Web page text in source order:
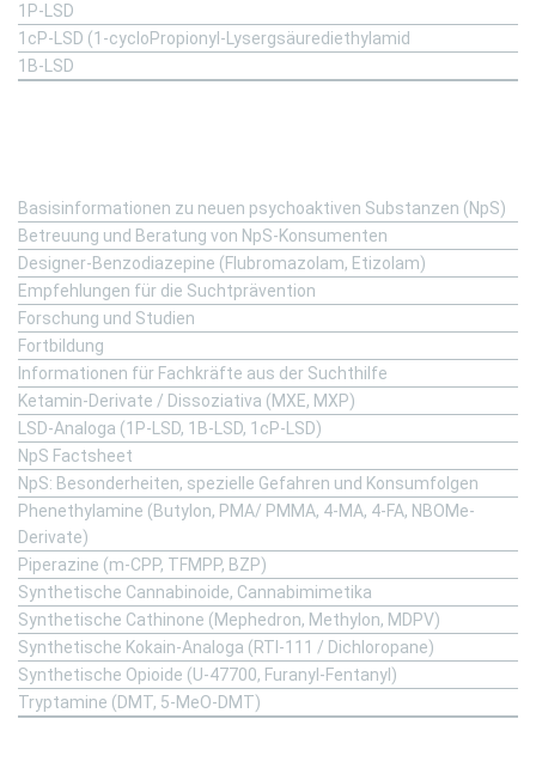
1P-LSD
1cP-LSD (1-cycloPropionyl-Lysergsäurediethylamid
1B-LSD
Basisinformationen zu neuen psychoaktiven Substanzen (NpS)
Betreuung und Beratung von NpS-Konsumenten
Designer-Benzodiazepine (Flubromazolam, Etizolam)
Empfehlungen für die Suchtprävention
Forschung und Studien
Fortbildung
Informationen für Fachkräfte aus der Suchthilfe
Ketamin-Derivate / Dissoziativa (MXE, MXP)
LSD-Analoga (1P-LSD, 1B-LSD, 1cP-LSD)
NpS Factsheet
NpS: Besonderheiten, spezielle Gefahren und Konsumfolgen
Phenethylamine (Butylon, PMA/ PMMA, 4-MA, 4-FA, NBOMe-
Derivate)
Piperazine (m-CPP, TFMPP, BZP)
Synthetische Cannabinoide, Cannabimimetika
Synthetische Cathinone (Mephedron, Methylon, MDPV)
Synthetische Kokain-Analoga (RTI-111 / Dichloropane)
Synthetische Opioide (U-47700, Furanyl-Fentanyl)
Tryptamine (DMT, 5-MeO-DMT)